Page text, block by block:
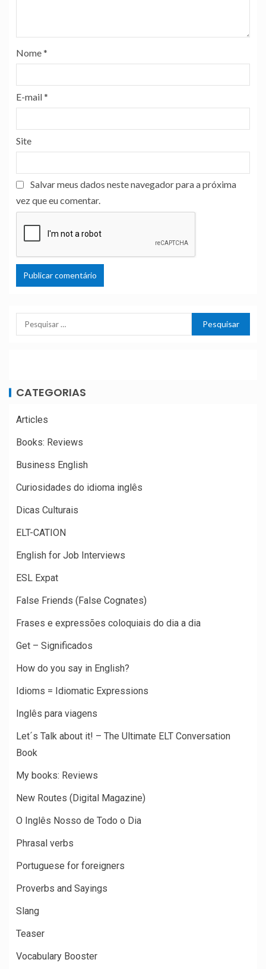
Nome*
E-mail*
Site
Salvar meus dados neste navegador para a próxima
vez que eu comentar.
CATEGORIAS
Articles
Books: Reviews
Business English
Curiosidades do idioma inglês
Dicas Culturais
ELT-CATION
English for Job Interviews
ESL Expat
False Friends (False Cognates)
Frases e expressões coloquiais do dia a dia
Get – Significados
How do you say in English?
Idioms = Idiomatic Expressions
Inglês para viagens
Let´s Talk about it! – The Ultimate ELT Conversation
Book
My books: Reviews
New Routes (Digital Magazine)
O Inglês Nosso de Todo o Dia
Phrasal verbs
Portuguese for foreigners
Proverbs and Sayings
Slang
Teaser
Vocabulary Booster